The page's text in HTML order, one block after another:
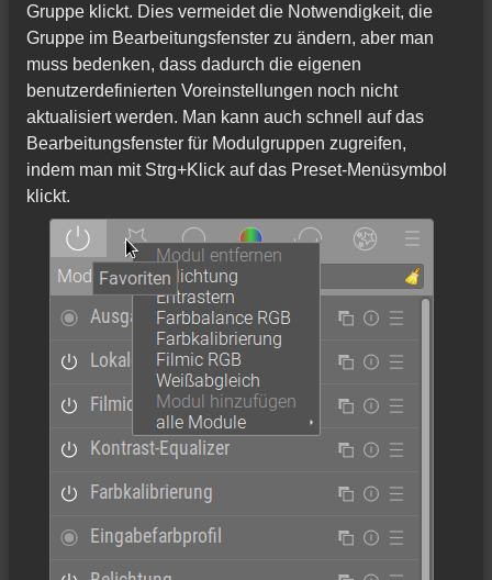
Gruppe klickt. Dies vermeidet die Notwendigkeit, die
Gruppe im Bearbeitungsfenster zu ändern, aber man
muss bedenken, dass dadurch die eigenen
benutzerdefinierten Voreinstellungen noch nicht
aktualisiert werden. Man kann auch schnell auf das
Bearbeitungsfenster für Modulgruppen zugreifen,
indem man mit Strg+Klick auf das Preset-Menüsymbol
klickt.